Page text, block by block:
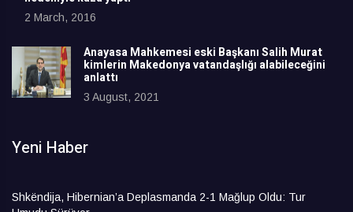
2 March, 2016
Anayasa Mahkemesi eski Başkanı Salih Murat
kimlerin Makedonya vatandaşlığı alabileceğini
anlattı
3 August, 2021
Yeni Haber
Shkëndija, Hibernian’a Deplasmanda 2-1 Mağlup Oldu: Tur